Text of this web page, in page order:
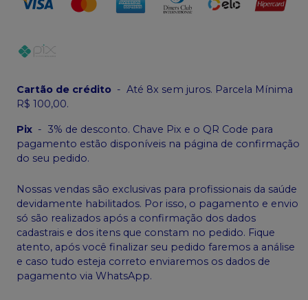
Cartão de crédito - Até 8x sem juros. Parcela Mínima
R$ 100,00.
Pix - 3% de desconto. Chave Pix e o QR Code para
pagamento estão disponíveis na página de confirmação
do seu pedido.
Nossas vendas são exclusivas para profissionais da saúde
devidamente habilitados. Por isso, o pagamento e envio
só são realizados após a confirmação dos dados
cadastrais e dos itens que constam no pedido. Fique
atento, após você finalizar seu pedido faremos a análise
e caso tudo esteja correto enviaremos os dados de
pagamento via WhatsApp.